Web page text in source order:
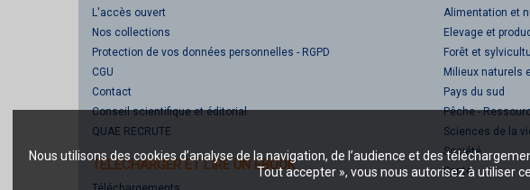
Nous utilisons des cookies d’analyse de la navigation, de l’audience et des
Tout accepter », vous nous autorisez à utiliser
L'accès ouvert
Nos collections
Protection de vos données personnelles - RGPD
CGU
Contact
Conseil scientifique et éditorial
QUAE RECRUTE
TÉLÉCHARGER ET LIRE UN EBOOK
Alimentation et
Elevage et
Forêt et
Milieux naturels
Pays du sud
Pêche -
Sciences de la
Société
Santé